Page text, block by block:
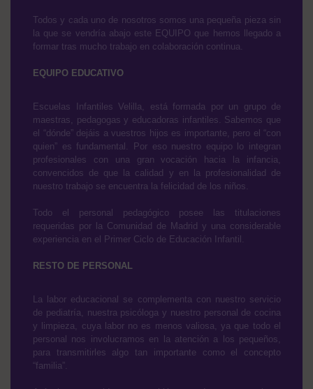
Todos y cada uno de nosotros somos una pequeña pieza sin
la que se vendría abajo este EQUIPO que hemos llegado a
formar tras mucho trabajo en colaboración continua.
EQUIPO EDUCATIVO
Escuelas Infantiles Velilla, está formada por un grupo de
maestras, pedagogas y educadoras infantiles. Sabemos que
el “dónde” dejáis a vuestros hijos es importante, pero el “con
quien” es fundamental. Por eso nuestro equipo lo integran
profesionales con una gran vocación hacia la infancia,
convencidos de que la calidad y en la profesionalidad de
nuestro trabajo se encuentra la felicidad de los niños.
Todo el personal pedagógico posee las titulaciones
requeridas por la Comunidad de Madrid y una considerable
experiencia en el Primer Ciclo de Educación Infantil.
RESTO DE PERSONAL
La labor educacional se complementa con nuestro servicio
de pediatría, nuestra psicóloga y nuestro personal de cocina
y limpieza, cuya labor no es menos valiosa, ya que todo el
personal nos involucramos en la atención a los pequeños,
para transmitirles algo tan importante como el concepto
“familia”.